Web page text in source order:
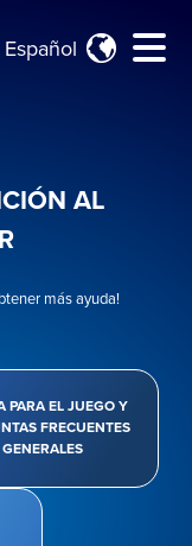
Español
AL
más ayuda!
PARA EL JUEGO Y
FRECUENTES
GENERALES